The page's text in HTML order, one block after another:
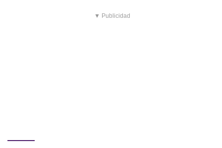
▼ Publicidad